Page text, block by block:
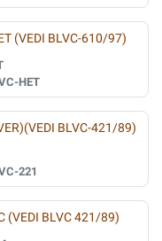
(VEDI BLVC-610/97)
HET
BLVC-421/89)
221
(VEDI BLVC 421/89)